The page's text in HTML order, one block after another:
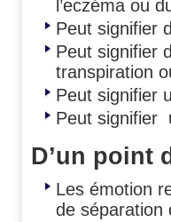
l’eczéma ou
Peut signifier
Peut signifier
transpiration
Peut signifier
Peut signifier
D’un point
Les émotion
de séparation